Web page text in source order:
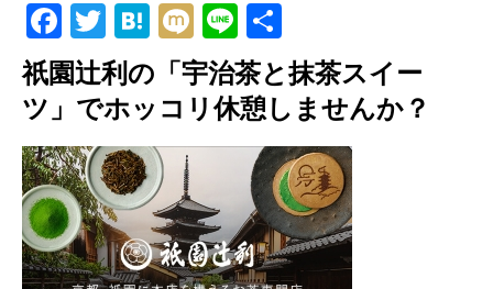
F
a
c
b
o
o
k
T
wi
tt
er
H
at
e
n
a
M
ixi
Li
n
e
有
祇園辻利の「宇治茶と抹茶スイー
ツ」でホッコリ休憩しませんか？